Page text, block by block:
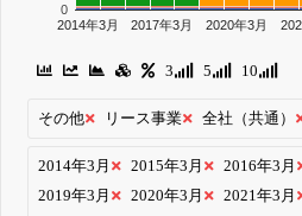
2014年3月 2017年3月 2020年3月
0
3 5 10
その他 リース事業 全社（共通）
2014年3月 2015年3月 2016年3月
2019年3月
2020年3月 2021年3月